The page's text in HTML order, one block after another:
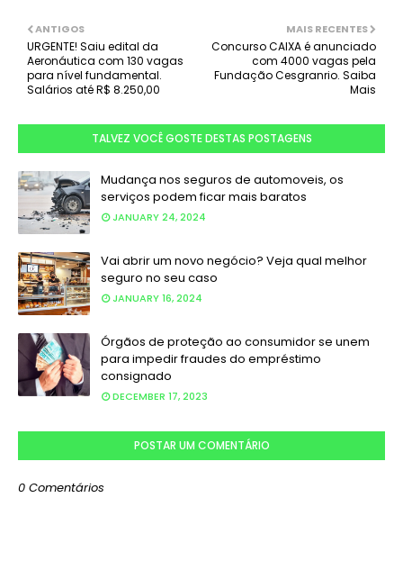
MAIS RECENTES
Concurso CAIXA é anunciado
com 4000 vagas pela
Fundação Cesgranrio. Saiba
Mais
ANTIGOS
URGENTE! Saiu edital da
Aeronáutica com 130 vagas
para nível fundamental.
Salários até R$ 8.250,00
TALVEZ VOCÊ GOSTE DESTAS POSTAGENS
Mudança nos seguros de automoveis, os
serviços podem ficar mais baratos
JANUARY 24, 2024
Vai abrir um novo negócio? Veja qual melhor
seguro no seu caso
JANUARY 16, 2024
Órgãos de proteção ao consumidor se unem
para impedir fraudes do empréstimo
consignado
DECEMBER 17, 2023
POSTAR UM COMENTÁRIO
0 Comentários